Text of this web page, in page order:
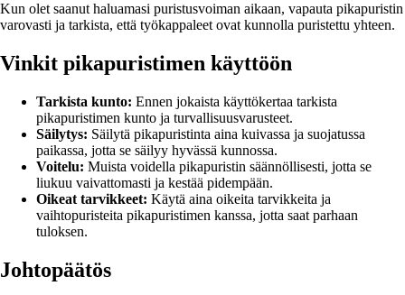
Kun olet saanut haluamasi puristusvoiman aikaan, vapauta pikapuristin
varovasti ja tarkista, että työkappaleet ovat kunnolla puristettu yhteen.
Vinkit pikapuristimen käyttöön
Tarkista kunto: Ennen jokaista käyttökertaa tarkista
pikapuristimen kunto ja turvallisuusvarusteet.
Säilytys: Säilytä pikapuristinta aina kuivassa ja suojatussa
paikassa, jotta se säilyy hyvässä kunnossa.
Voitelu: Muista voidella pikapuristin säännöllisesti, jotta se
liukuu vaivattomasti ja kestää pidempään.
Oikeat tarvikkeet: Käytä aina oikeita tarvikkeita ja
vaihtopuristeita pikapuristimen kanssa, jotta saat parhaan
tuloksen.
Johtopäätös